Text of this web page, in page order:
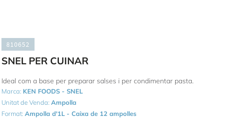
810652
SNEL PER CUINAR
Ideal com a base per preparar salses i per condimentar pasta.
Marca: KEN FOODS - SNEL
Unitat de Venda:Ampolla
Format:Ampolla d'1L - Caixa de 12 ampolles